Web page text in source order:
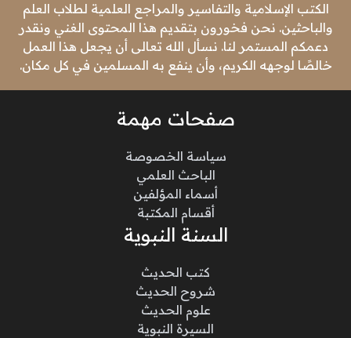
الكتب الإسلامية والتفاسير والمراجع العلمية لطلاب العلم
والباحثين. نحن فخورون بتقديم هذا المحتوى الغني ونقدر
دعمكم المستمر لنا. نسأل الله تعالى أن يجعل هذا العمل
خالصًا لوجهه الكريم، وأن ينفع به المسلمين في كل مكان.
صفحات مهمة
سياسة الخصوصة
الباحث العلمي
أسماء المؤلفين
أقسام المكتبة
السنة النبوية
كتب الحديث
شروح الحديث
علوم الحديث
السيرة النبوية